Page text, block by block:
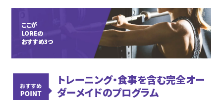
ここが
LOREの
おすすめ3つ
トレーニング・食事を含む完全オー
ダーメイドのプログラム